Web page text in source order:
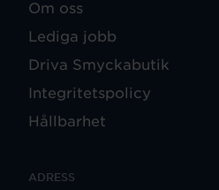
Om oss
Lediga jobb
Driva Smyckabutik
Integritetspolicy
Hållbarhet
ADRESS